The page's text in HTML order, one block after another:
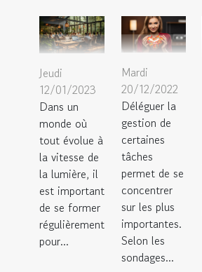
Jeudi
12/01/2023
Dans un
monde où
tout évolue à
la vitesse de
la lumière, il
est important
de se former
régulièrement
pour...
Mardi
20/12/2022
Déléguer la
gestion de
certaines
tâches
permet de se
concentrer
sur les plus
importantes.
Selon les
sondages...